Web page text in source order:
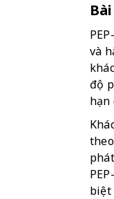
và
độ
hạn
biệt